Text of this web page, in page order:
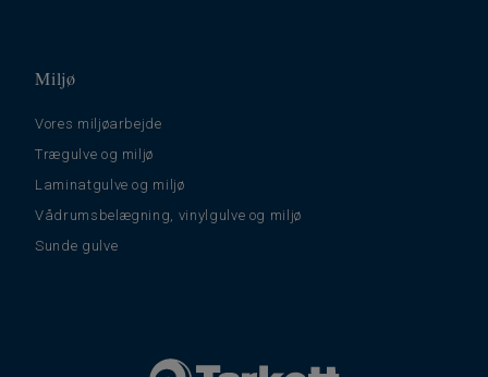
Miljø
Vores miljøarbejde
Trægulve og miljø
Laminatgulve og miljø
Vådrumsbelægning, vinylgulve og miljø
Sunde gulve